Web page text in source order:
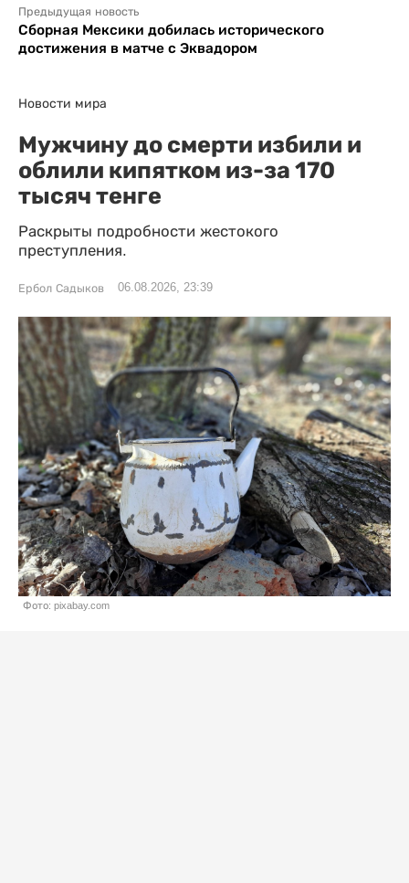
Предыдущая новость
Сборная Мексики добилась исторического
достижения в матче с Эквадором
Новости мира
Мужчину до смерти избили и
облили кипятком из-за 170
тысяч тенге
Раскрыты подробности жестокого
преступления.
Ербол Садыков 06.08.2026, 23:39
Фото: pixabay.com